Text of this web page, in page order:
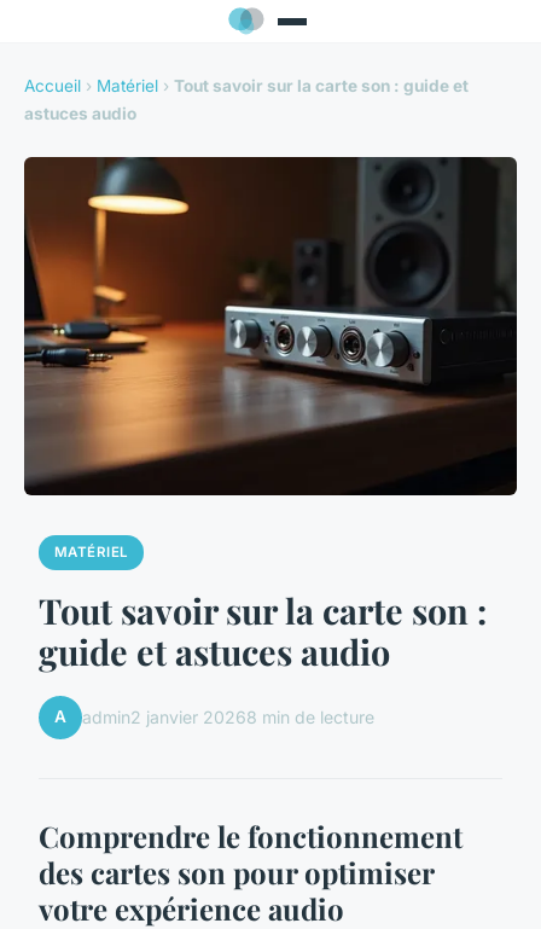
Accueil › Matériel › Tout savoir sur la carte son : guide et
astuces audio
MATÉRIEL
Tout savoir sur la carte son :
guide et astuces audio
A admin2 janvier 20268 min de lecture
Comprendre le fonctionnement
des cartes son pour optimiser
votre expérience audio